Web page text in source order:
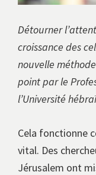
Détourner
croissance des
nouvelle
point par le
l’Université
Cela fonctionne
vital. Des
Jérusalem ont